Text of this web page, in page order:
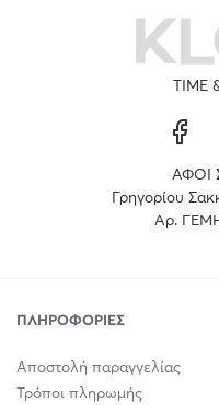
TIME
ΑΦΟΙ
Γρηγορίου
Αρ.
ΠΛΗΡΟΦΟΡΊΕΣ
Αποστολή παραγγελίας
Τρόποι πληρωμής